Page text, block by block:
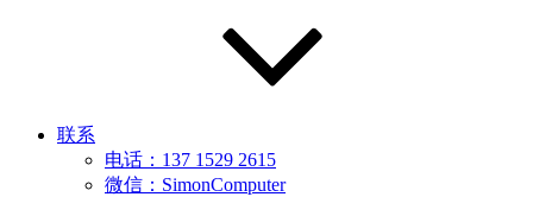
联系
电话：137 1529 2615
微信：SimonComputer